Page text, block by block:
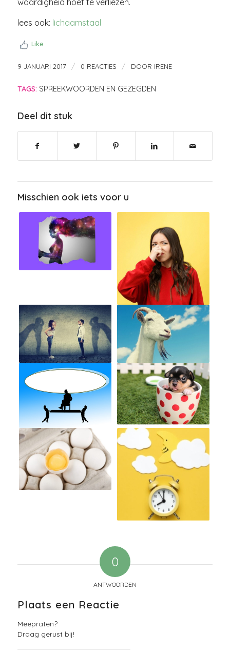
waardigheid hoef te verliezen.
lees ook: lichaamstaal
Like
9 JANUARI 2017 / 0 REACTIES / DOOR IRENE
TAGS: SPREEKWOORDEN EN GEZEGDEN
Deel dit stuk
Misschien ook iets voor u
0
ANTWOORDEN
Plaats een Reactie
Meepraten?
Draag gerust bij!